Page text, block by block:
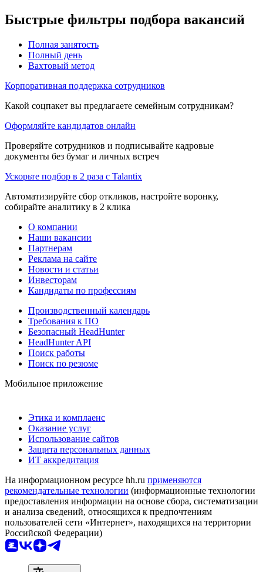
Быстрые фильтры подбора вакансий
Полная занятость
Полный день
Вахтовый метод
Корпоративная поддержка сотрудников
Какой соцпакет вы предлагаете семейным сотрудникам?
Оформляйте кандидатов онлайн
Проверяйте сотрудников и подписывайте кадровые
документы без бумаг и личных встреч
Ускорьте подбор в 2 раза с Talantix
Автоматизируйте сбор откликов, настройте воронку,
собирайте аналитику в 2 клика
О компании
Наши вакансии
Партнерам
Реклама на сайте
Новости и статьи
Инвесторам
Кандидаты по профессиям
Производственный календарь
Требования к ПО
Безопасный HeadHunter
HeadHunter API
Поиск работы
Поиск по резюме
Мобильное приложение
Этика и комплаенс
Оказание услуг
Использование сайтов
Защита персональных данных
ИТ аккредитация
На информационном ресурсе hh.ru применяются
рекомендательные технологии (информационные технологии
предоставления информации на основе сбора, систематизации
и анализа сведений, относящихся к предпочтениям
пользователей сети «Интернет», находящихся на территории
Российской Федерации)